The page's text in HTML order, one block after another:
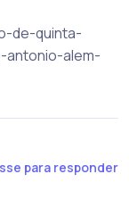
de-quinta-
alem-
para responder